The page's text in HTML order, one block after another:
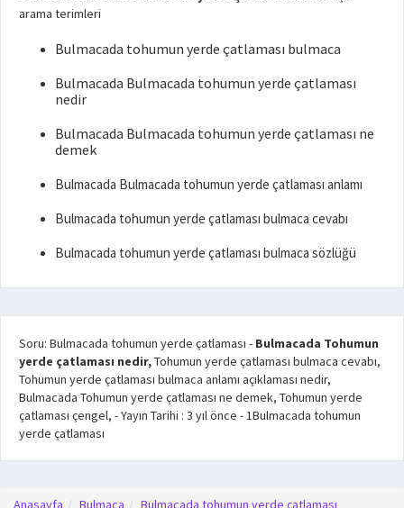
arama terimleri
Bulmacada tohumun yerde çatlaması bulmaca
Bulmacada Bulmacada tohumun yerde çatlaması
nedir
Bulmacada Bulmacada tohumun yerde çatlaması ne
demek
Bulmacada Bulmacada tohumun yerde çatlaması anlamı
Bulmacada tohumun yerde çatlaması bulmaca cevabı
Bulmacada tohumun yerde çatlaması bulmaca sözlüğü
Soru: Bulmacada tohumun yerde çatlaması - Bulmacada Tohumun
yerde çatlaması nedir,Tohumun yerde çatlaması bulmaca cevabı,
Tohumun yerde çatlaması bulmaca anlamı açıklaması nedir,
Bulmacada Tohumun yerde çatlaması ne demek, Tohumun yerde
çatlaması çengel, - Yayın Tarihi : 3 yıl önce -1Bulmacada tohumun
yerde çatlaması
Anasayfa Bulmaca Bulmacada tohumun yerde çatlaması